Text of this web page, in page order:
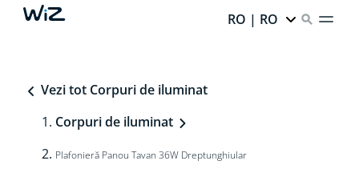
RO | RO
Vezi tot Corpuri de iluminat
Corpuri de iluminat
Plafonieră Panou Tavan 36W Dreptunghiular